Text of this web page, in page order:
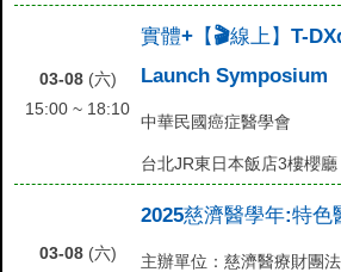
03-08(六)
15:00 ~ 18:10
實體+【🎬線上】T-
Launch Symposium
中華民國癌症醫學會
台北JR東日本飯店3樓櫻廳
03-08(六)
2025慈濟醫學年:特色
主辦單位：慈濟醫療財團法